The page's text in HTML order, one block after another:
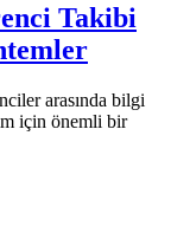
Takibi
arasında bilgi
için önemli bir